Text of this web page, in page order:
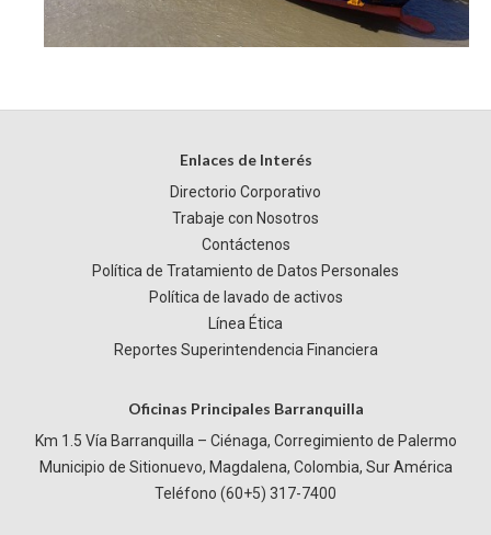
Enlaces de Interés
Directorio Corporativo
Trabaje con Nosotros
Contáctenos
Política de Tratamiento de Datos Personales
Política de lavado de activos
Línea Ética
Reportes Superintendencia Financiera
Oficinas Principales Barranquilla
Km 1.5 Vía Barranquilla – Ciénaga, Corregimiento de Palermo
Municipio de Sitionuevo, Magdalena, Colombia, Sur América
Teléfono (60+5) 317-7400